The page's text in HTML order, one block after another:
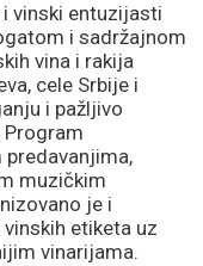
vinski entuzijasti
i sadržajnom
vina i rakija
cele Srbije i
i pažljivo
muzičkim
je i
etiketa uz
vinarijama.